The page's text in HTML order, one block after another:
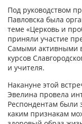
Под руководством
Павловска была
теме «Церковь и
приняли участие
Самыми активными
курсов
и учителя.
Накануне этой
Эвелина провела
Респондентам
каким признакам